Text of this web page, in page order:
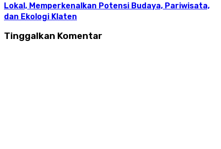
Lokal, Memperkenalkan Potensi Budaya, Pariwisata,
dan Ekologi Klaten
Tinggalkan Komentar